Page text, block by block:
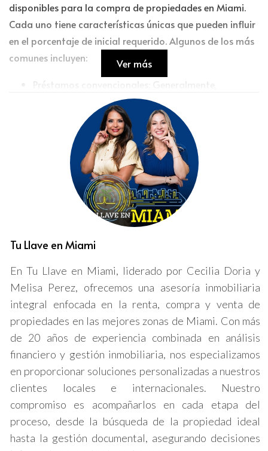
disponibles para la compra de propiedades en Miami.
Cada uno tiene características únicas que pueden influir
en el porcentaje de inicial requerido. Algunos de los más
comunes incluyen:
Préstamos convencionales:
Generalmente,
requieren un pago inicial del 20%. Sin embargo,
algunos prestamistas ofrecen opciones con menos
porcentaje.
Préstamos FHA:Destinados a compradores que
buscan una opción más accesible, requieren un
pago inicial del 3.5%.
Préstamos VA:Disponibles para veteranos y
personal militar activo, pueden no exigir pago
Préstamos USDA:Para áreas rurales, pueden
ofrecer financiamiento del 100%, es decir, sin
inicial.
Porcentaje de inicial según tipo de
préstamo
El porcentaje de inicial que se requiere varía en función
del tipo de préstamo, así como de la propiedad en
cuestión. Para los préstamos convencionales, como se
mencionó anteriormente, el 20% es el estándar, pero se
puede encontrar una variedad de opciones que permiten
una menor inversión inicial. Por otro lado, los préstamos
FHA son particularmente populares entre los
compradores primerizos. Con un 3.5% de inicial, ofrecen
una vía accesible para adquirir una vivienda,
Ver más
Tu Llave en Miami
En Tu Llave en Miami, liderado por Cecilia Doria y
Melisa Perez, ofrecemos una asesoría inmobiliaria
integral enfocada en la renta, compra y venta de
propiedades en las mejores zonas de Miami. Con más
de 20 años de experiencia combinada en análisis
financiero y gestión inmobiliaria, nos especializamos
en proporcionar soluciones personalizadas a nuestros
clientes locales e internacionales. Nuestro
compromiso es acompañarlos en cada etapa del
proceso, desde la búsqueda de la propiedad ideal
hasta la gestión documental, asegurando decisiones